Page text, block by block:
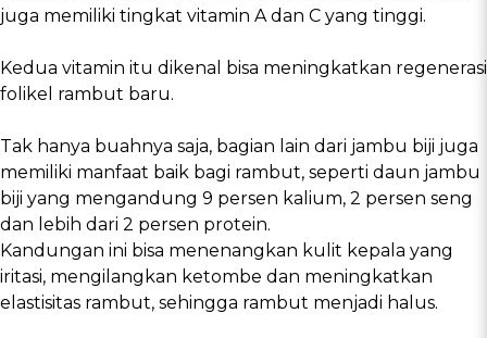
juga memiliki tingkat vitamin A dan C yang tinggi.
Kedua vitamin itu dikenal bisa meningkatkan regenerasi
folikel rambut baru.
Tak hanya buahnya saja, bagian lain dari jambu biji juga
memiliki manfaat baik bagi rambut, seperti daun jambu
biji yang mengandung 9 persen kalium, 2 persen seng
dan lebih dari 2 persen protein.
Kandungan ini bisa menenangkan kulit kepala yang
iritasi, mengilangkan ketombe dan meningkatkan
elastisitas rambut, sehingga rambut menjadi halus.